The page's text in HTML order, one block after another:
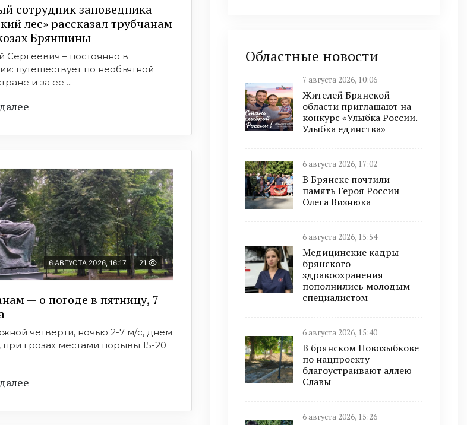
сотрудник заповедника
лес» рассказал трубчанам
Брянщины
Сергеевич – постоянно в
путешествует по необъятной
и за ее ...
6 АВГУСТА 2026, 16:17 21
— о погоде в пятницу, 7
четверти, ночью 2-7 м/с, днем
при грозах местами порывы 15-20
Областные новости
7 августа 2026, 10:06
Жителей Брянской
области приглашают на
конкурс «Улыбка России.
Улыбка единства»
6 августа 2026, 17:02
В Брянске почтили
память Героя России
Олега Визнюка
6 августа 2026, 15:54
Медицинские кадры
брянского
здравоохранения
пополнились молодым
специалистом
6 августа 2026, 15:40
В брянском Новозыбкове
по нацпроекту
благоустраивают аллею
Славы
6 августа 2026, 15:26